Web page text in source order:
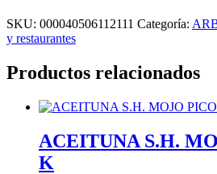
SKU: 000040506112111 Categoría:
y restaurantes
Productos relacionados
ACEITUNA S.H.
K